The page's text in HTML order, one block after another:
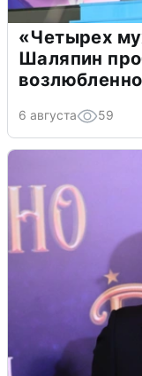
«Четырех
Шаляпин
6 августа 59